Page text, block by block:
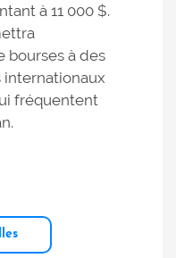
à 11 000 $.
bourses à des
fréquentent